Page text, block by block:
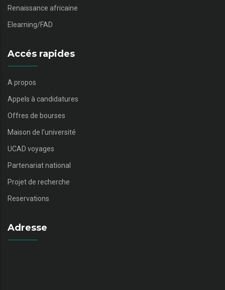
Renaissance africaine
Elearning/FAD
Accés rapides
A propos
Appels à candidatures
Offres de bourses
Maison de l’université
UCAD voyages
Partenariat national
Projet de recherche
Reservations
Adresse